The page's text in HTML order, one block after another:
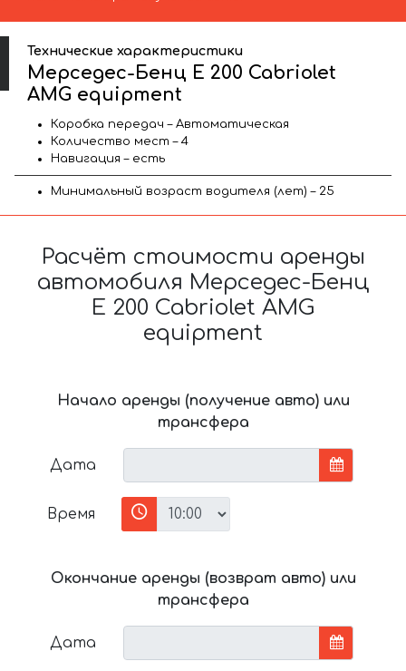
Технические характеристики
Мерседес-Бенц E 200 Cabriolet
AMG equipment
Коробка передач – Автоматическая
Количество мест – 4
Навигация – есть
Минимальный возраст водителя (лет) – 25
Расчёт стоимости аренды
автомобиля Мерседес-Бенц
E 200 Cabriolet AMG
equipment
Начало аренды (получение авто) или
трансфера
Дата
Время
Окончание аренды (возврат авто) или
трансфера
Дата